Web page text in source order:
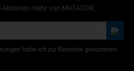
mehr von MATADOR.
habe ich zur Kenntnis genommen.